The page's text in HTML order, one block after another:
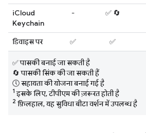
iCloud
Keychain
- ✅ 🔄
डिवाइस पर ✅ ✅
✅ पासकी बनाई जा सकती है
🔄 पासकी सिंक की जा सकती हैं
🕔 सहायता की योजना बनाई गई है
1 इसके लिए, टीपीएम की ज़रूरत होती है
2 फ़िलहाल, यह सुविधा बीटा वर्शन में उपलब्ध है